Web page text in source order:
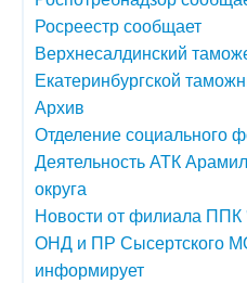
Росреестр сообщает
Верхнесалдинский
Екатеринбургской
Архив
Отделение социального
Деятельность АТК
округа
Новости от филиала ППК
ОНД и ПР Сысертского
информирует